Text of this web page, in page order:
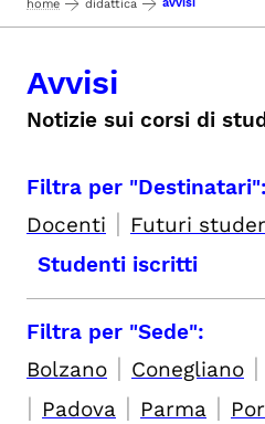
home didattica
Avvisi
Notizie sui corsi di
Filtra per "Destinatari":
Docenti | Futuri
Studenti iscritti
Filtra per "Sede":
Bolzano | Conegliano |
| Padova | Parma |